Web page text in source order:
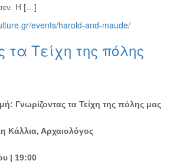
Η […]
events/harold-and-maude/
τα Τείχη της πόλης
Γνωρίζοντας τα Τείχη της πόλης μας
Κάλλια, Αρχαιολόγος
| 19:00